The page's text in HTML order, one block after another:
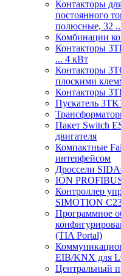
Контакторы
постоянного
полюсные, 32
Комбинации
Контакторы
... 4 кВт
Контакторы
плоскими
Контакторы
Пускатель
Пакет Switch
двигателя
Компактные
интерфейсом
Дроссели
ION
Контроллер
SIMOTION
Программное
(TIA Portal)
EIB/KNX для
Центральный